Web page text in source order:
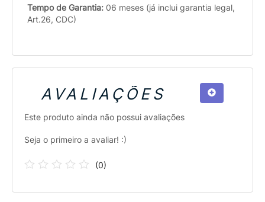
Tempo de Garantia: 06 meses (já inclui garantia legal,
Art.26, CDC)
AVALIAÇÕES
Este produto ainda não possui avaliações
Seja o primeiro a avaliar! :)
(0)